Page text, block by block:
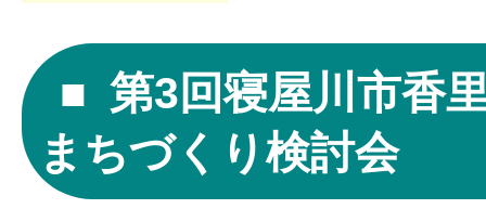
第3回寝屋川市香
まちづくり検討会